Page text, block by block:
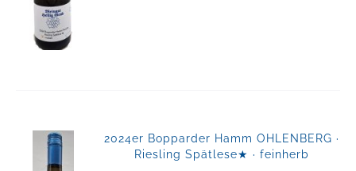
2024er Bopparder Hamm OHLENBERG ·
Riesling Spätlese★ · feinherb